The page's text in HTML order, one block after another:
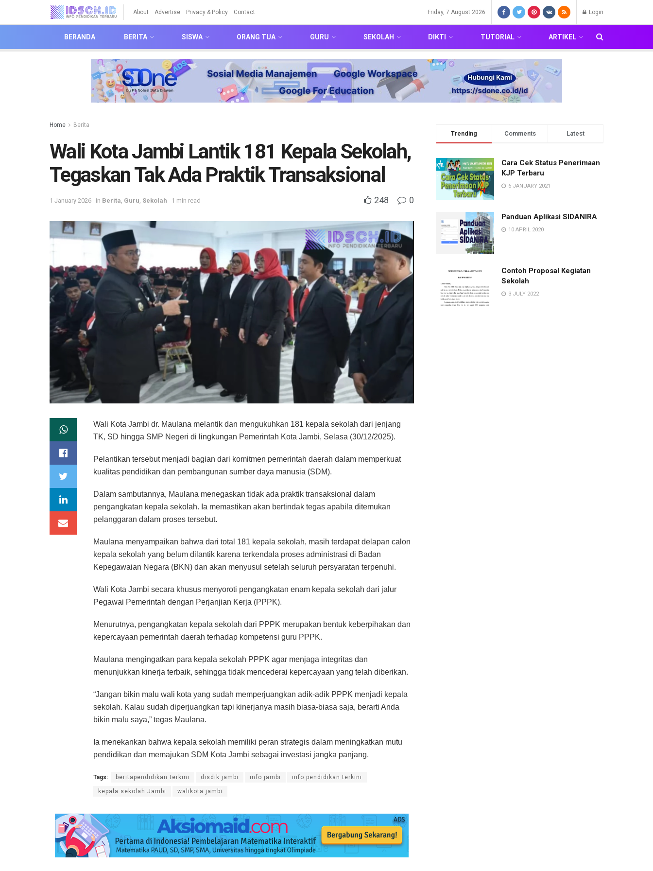
About Advertise Privacy & Policy Contact Friday, 7 August 2026 Login
BERANDA BERITA SISWA ORANG TUA GURU SEKOLAH DIKTI TUTORIAL ARTIKEL
Home Berita
Wali Kota Jambi Lantik 181 Kepala Sekolah,
Tegaskan Tak Ada Praktik Transaksional
1 January 2026 in Berita Guru Sekolah 1 min read 248 0
Wali Kota Jambi dr. Maulana melantik dan mengukuhkan 181 kepala sekolah dari jenjang
TK, SD hingga SMP Negeri di lingkungan Pemerintah Kota Jambi, Selasa (30/12/2025).
Pelantikan tersebut menjadi bagian dari komitmen pemerintah daerah dalam memperkuat
kualitas pendidikan dan pembangunan sumber daya manusia (SDM).
Dalam sambutannya, Maulana menegaskan tidak ada praktik transaksional dalam
pengangkatan kepala sekolah. Ia memastikan akan bertindak tegas apabila ditemukan
pelanggaran dalam proses tersebut.
Maulana menyampaikan bahwa dari total 181 kepala sekolah, masih terdapat delapan calon
kepala sekolah yang belum dilantik karena terkendala proses administrasi di Badan
Kepegawaian Negara (BKN) dan akan menyusul setelah seluruh persyaratan terpenuhi.
Wali Kota Jambi secara khusus menyoroti pengangkatan enam kepala sekolah dari jalur
Pegawai Pemerintah dengan Perjanjian Kerja (PPPK).
Menurutnya, pengangkatan kepala sekolah dari PPPK merupakan bentuk keberpihakan dan
kepercayaan pemerintah daerah terhadap kompetensi guru PPPK.
Maulana mengingatkan para kepala sekolah PPPK agar menjaga integritas dan
menunjukkan kinerja terbaik, sehingga tidak mencederai kepercayaan yang telah diberikan.
“Jangan bikin malu wali kota yang sudah memperjuangkan adik-adik PPPK menjadi kepala
sekolah. Kalau sudah diperjuangkan tapi kinerjanya masih biasa-biasa saja, berarti Anda
bikin malu saya,” tegas Maulana.
Ia menekankan bahwa kepala sekolah memiliki peran strategis dalam meningkatkan mutu
pendidikan dan memajukan SDM Kota Jambi sebagai investasi jangka panjang.
Tags: beritapendidikan terkini disdik jambi info jambi info pendidikan terkini
kepala sekolah Jambi walikota jambi
Trending Comments Latest
Cara Cek Status Penerimaan
KJP Terbaru
6 JANUARY 2021
Panduan Aplikasi SIDANIRA
10 APRIL 2020
Contoh Proposal Kegiatan
Sekolah
3 JULY 2022